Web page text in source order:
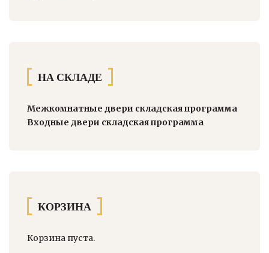
НА СКЛАДЕ
Межкомнатные двери складская программа
Входные двери складская программа
КОРЗИНА
Корзина пуста.